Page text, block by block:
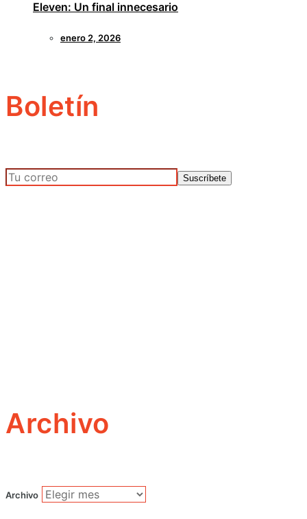
Eleven: Un final innecesario
enero 2, 2026
Boletín
Archivo
Archivo